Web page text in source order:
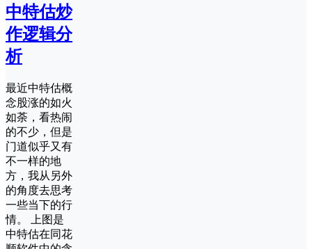
中特估炒
作逻辑分
析
最近中特估概
念股涨的如火
如荼，看热闹
的不少，但是
门道似乎又有
不一样的地
方，我从另外
的角度去思考
一些当下的行
情。 上图是
中特估在同花